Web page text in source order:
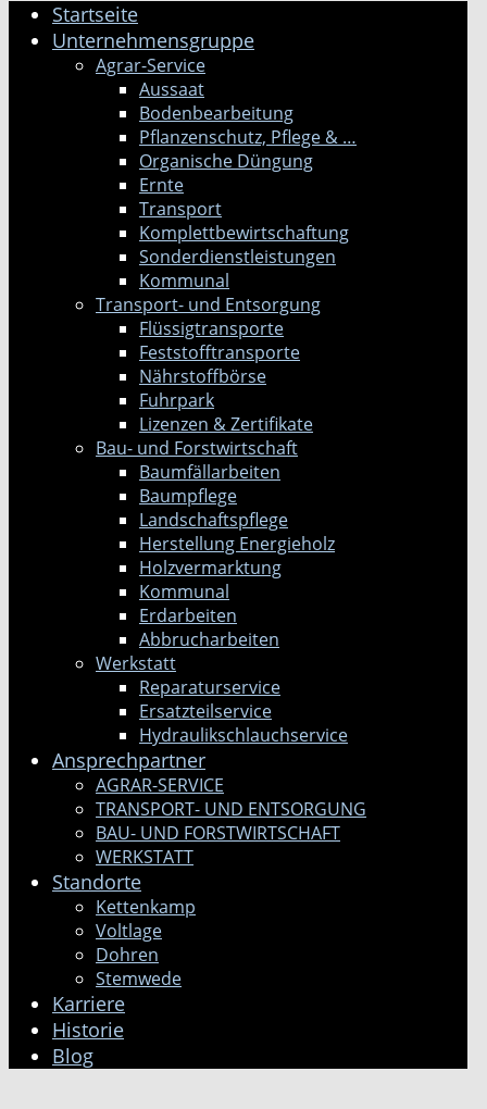
Startseite
Unternehmensgruppe
Agrar-Service
Aussaat
Bodenbearbeitung
Pflanzenschutz, Pflege & …
Organische Düngung
Ernte
Transport
Komplettbewirtschaftung
Sonderdienstleistungen
Kommunal
Transport- und Entsorgung
Flüssigtransporte
Feststofftransporte
Nährstoffbörse
Fuhrpark
Lizenzen & Zertifikate
Bau- und Forstwirtschaft
Baumfällarbeiten
Baumpflege
Landschaftspflege
Herstellung Energieholz
Holzvermarktung
Kommunal
Erdarbeiten
Abbrucharbeiten
Werkstatt
Reparaturservice
Ersatzteilservice
Hydraulikschlauchservice
Ansprechpartner
AGRAR-SERVICE
TRANSPORT- UND ENTSORGUNG
BAU- UND FORSTWIRTSCHAFT
WERKSTATT
Standorte
Kettenkamp
Voltlage
Dohren
Stemwede
Karriere
Historie
Blog